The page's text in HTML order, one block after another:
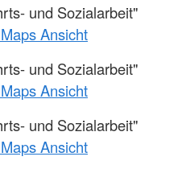
und Sozialarbeit"
Ansicht
und Sozialarbeit"
Ansicht
und Sozialarbeit"
Ansicht